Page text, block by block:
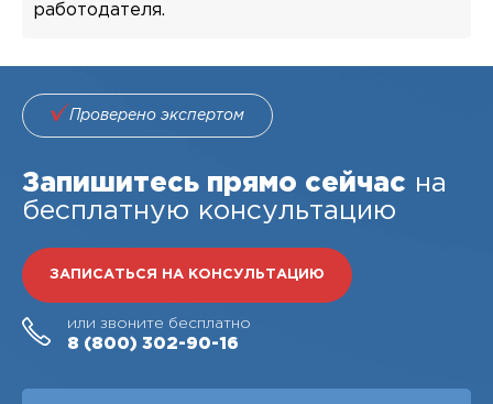
работодателя.
Проверено экспертом
Запишитесь прямо сейчас на
бесплатную консультацию
ЗАПИСАТЬСЯ НА КОНСУЛЬТАЦИЮ
или звоните бесплатно
8 (800) 302-90-16